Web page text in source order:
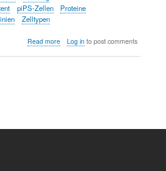
piPS-Zellen
Proteine
Zelltypen
Read moreabout
Log into post comments